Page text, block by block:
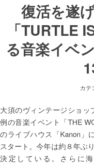
復活を遂
「TURTLE
る音楽イベ
カテ
大須のヴィンテージショッ
例の音楽イベント「THE
のライブハウス「Kanon」
スタート。今年は約８年ぶ
決定している。さらに